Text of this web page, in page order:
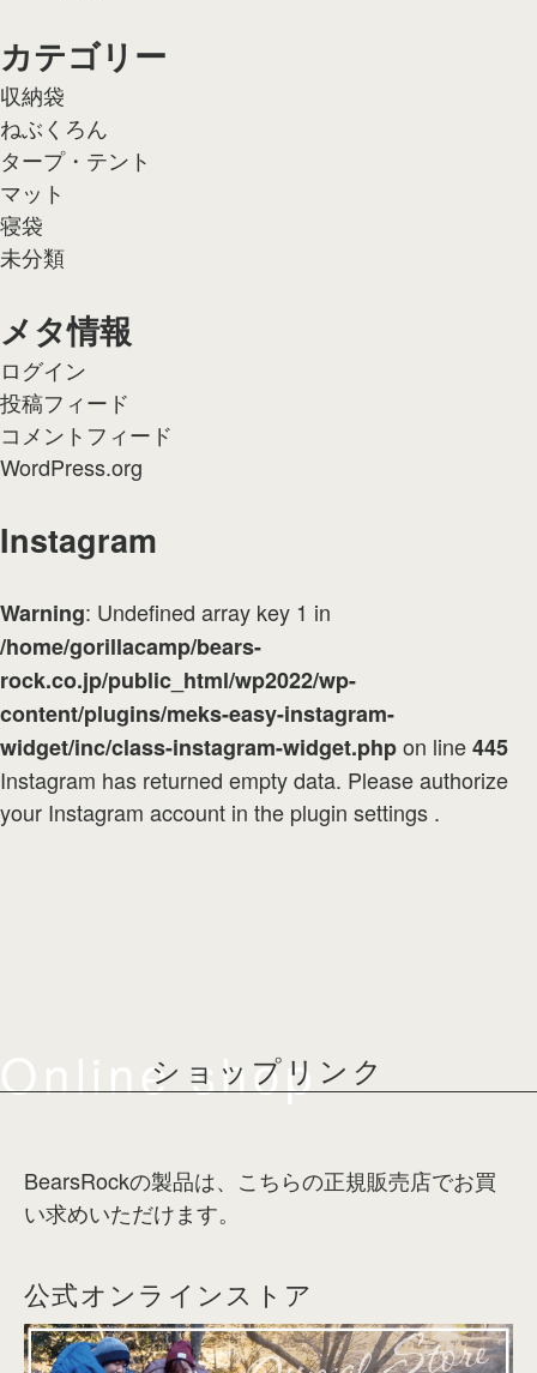
カテゴリー
収納袋
ねぶくろん
タープ・テント
マット
寝袋
未分類
メタ情報
ログイン
投稿フィード
コメントフィード
WordPress.org
Instagram
Warning: Undefined array key 1 in
/home/gorillacamp/bears-
rock.co.jp/public_html/wp2022/wp-
content/plugins/meks-easy-instagram-
widget/inc/class-instagram-widget.phpon line445
Instagram has returned empty data. Please authorize
your Instagram account in the plugin settings .
Online shop
ショップリンク
BearsRockの製品は、こちらの正規販売店でお買
い求めいただけます。
公式オンラインストア